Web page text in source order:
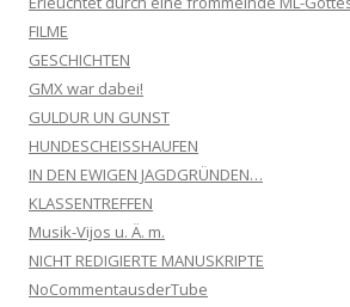
FILME
GESCHICHTEN
GMX war dabei!
GULDUR UN GUNST
HUNDESCHEISSHAUFEN
IN DEN EWIGEN JAGDGRÜNDEN…
KLASSENTREFFEN
Musik-Vijos u. Ä. m.
NICHT REDIGIERTE MANUSKRIPTE
NoCommentausderTube